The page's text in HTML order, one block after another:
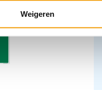
Weigeren